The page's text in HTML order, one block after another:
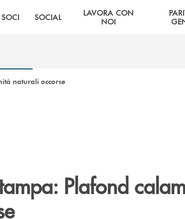
SOCI SOCIAL
LAVORA CON
NOI
naturali occorse
Plafond